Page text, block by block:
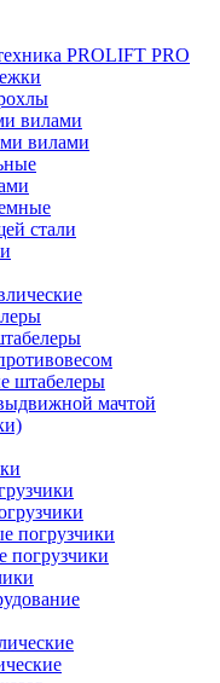
PROLIFT PRO
вилами
вилами
стали
штабелеры
мачтой
погрузчики
погрузчики